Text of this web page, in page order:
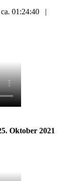
ca. 01:24:40 |
Oktober 2021